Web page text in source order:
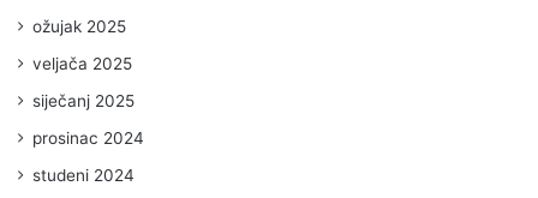
ožujak 2025
veljača 2025
siječanj 2025
prosinac 2024
studeni 2024